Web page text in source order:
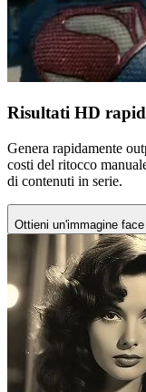
Risultati HD
Genera rapidamente
costi del ritocco
di contenuti in serie.
Ottieni un'immagine